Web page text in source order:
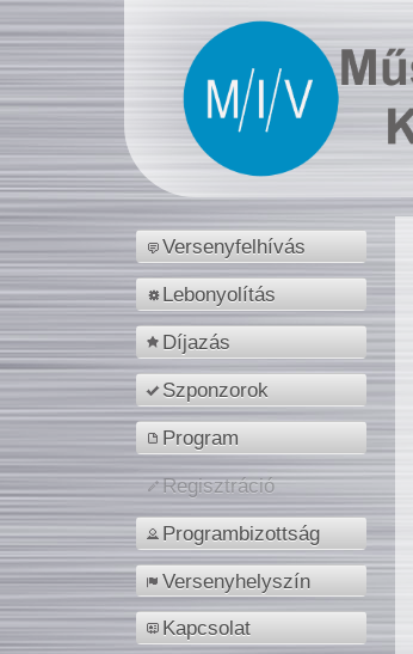
Versenyfelhívás
Lebonyolítás
Díjazás
Szponzorok
Program
Regisztráció
Programbizottság
Versenyhelyszín
Kapcsolat